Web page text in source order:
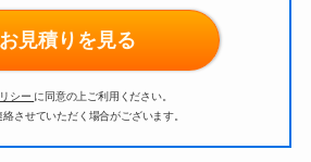
お見積りを見る
シー に同意の上ご利用ください。
させていただく場合がございます。